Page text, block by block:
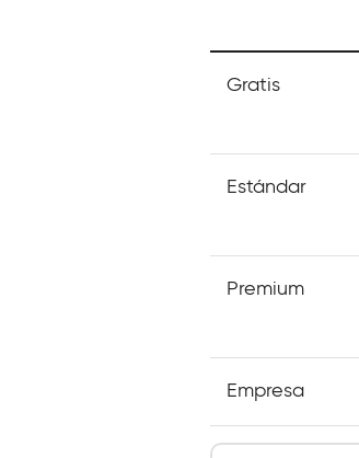
Gratis
Estándar
Premium
Empresa